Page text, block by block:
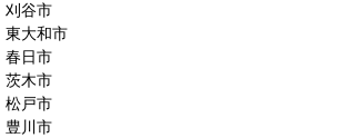
刈谷市
東大和市
春日市
茨木市
松戸市
豊川市